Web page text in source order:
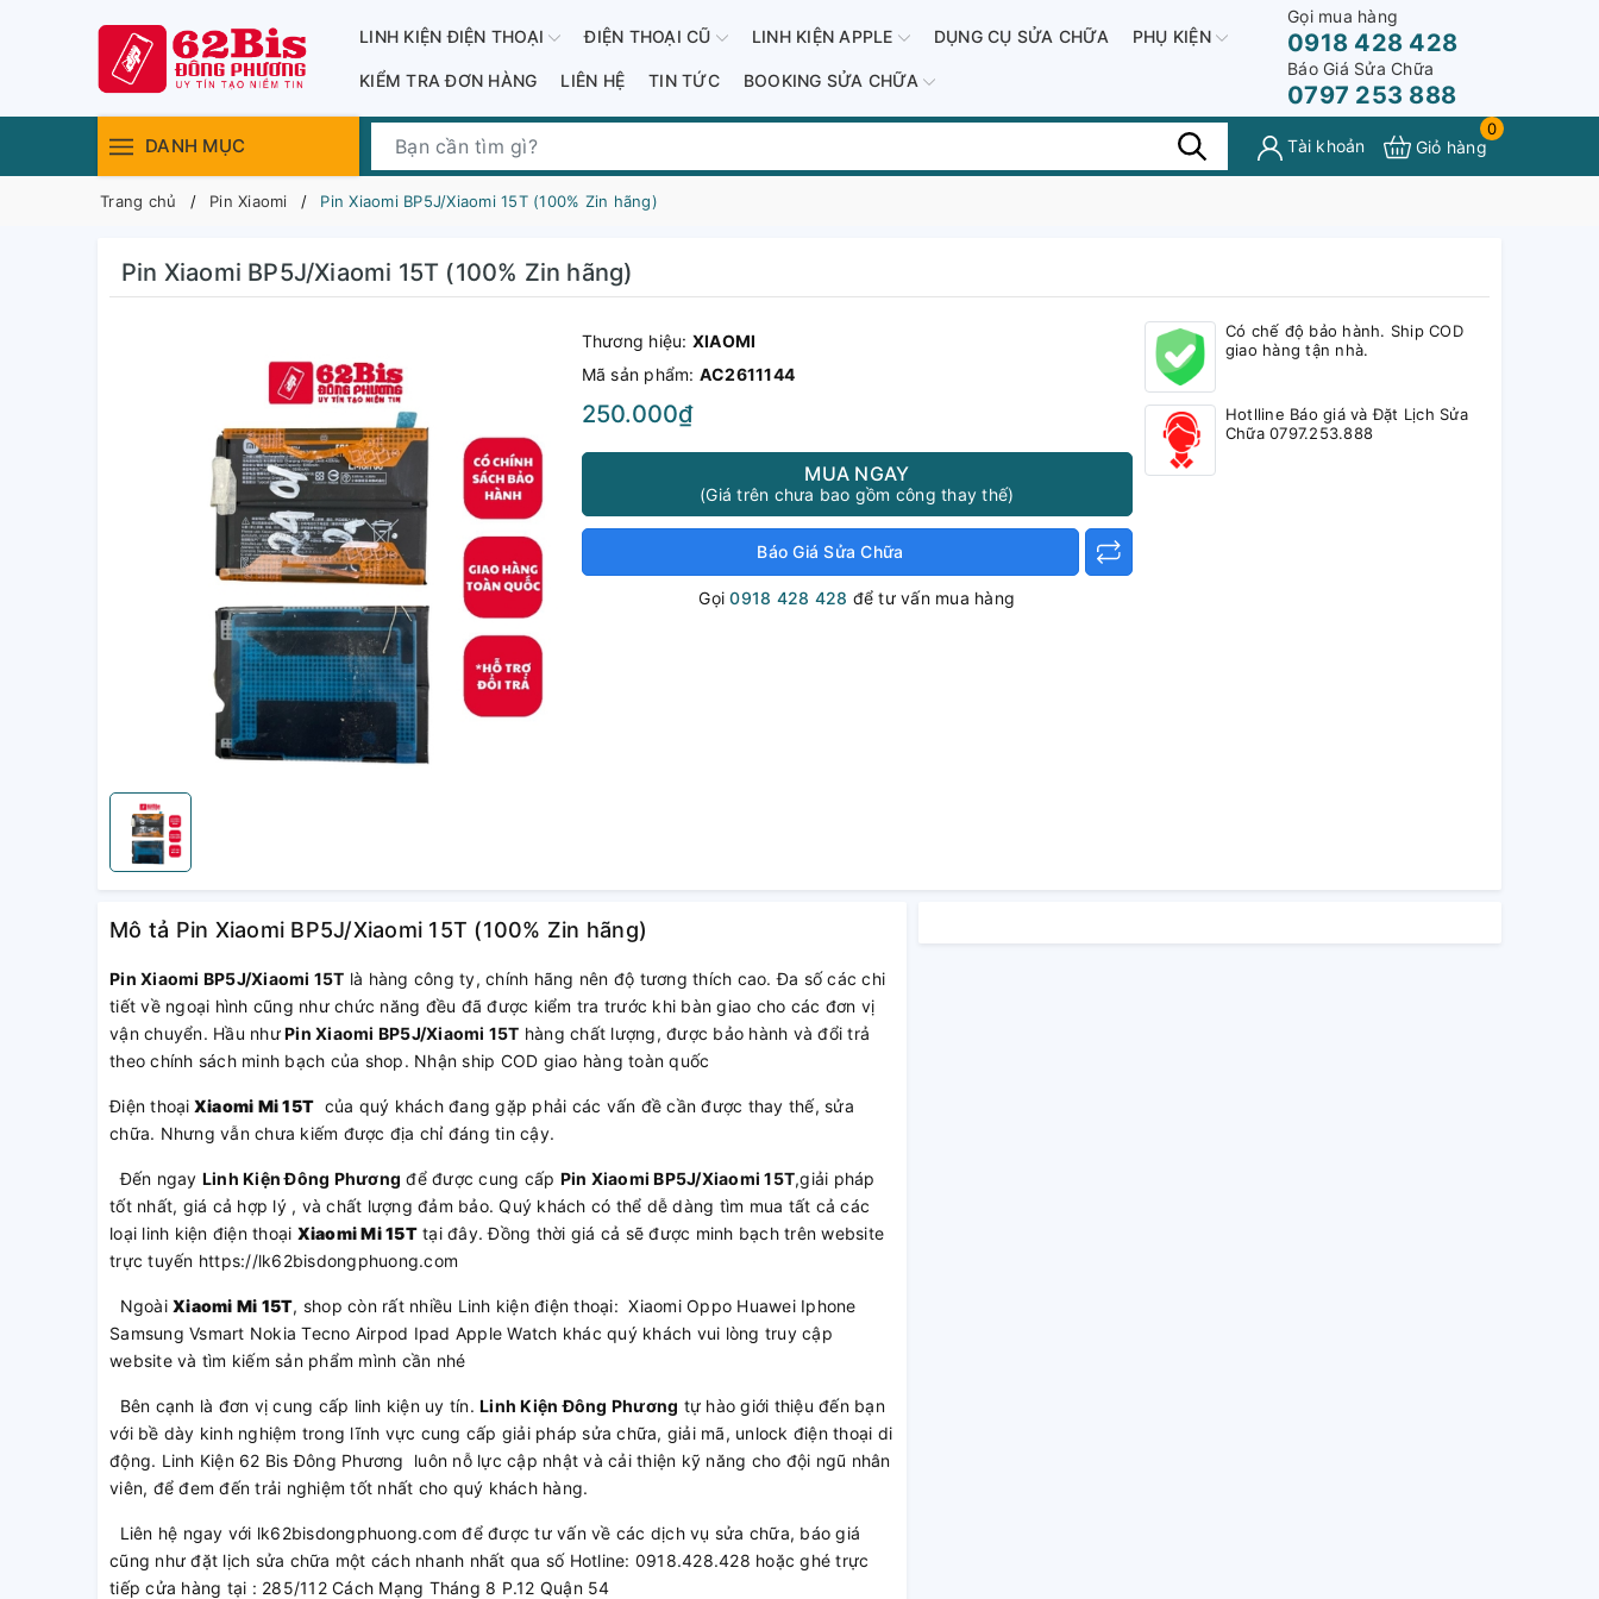
LINH KIỆN ĐIỆN THOẠI ĐIỆN THOẠI CŨ LINH KIỆN APPLE DỤNG CỤ SỬA CHỮA PHỤ KIỆN
KIỂM TRA ĐƠN HÀNG LIÊN HỆ TIN TỨC BOOKING SỬA CHỮA
Gọi mua hàng
0918 428 428
Báo Giá Sửa Chữa
0797 253 888
DANH MỤC Tài khoản
0
Giỏ hàng
Trang chủ Pin Xiaomi Pin Xiaomi BP5J/Xiaomi 15T (100% Zin hãng)
Pin Xiaomi BP5J/Xiaomi 15T (100% Zin hãng)
Thương hiệu: XIAOMI
Mã sản phẩm: AC2611144
250.000₫
MUA NGAY
(Giá trên chưa bao gồm công thay thế)
Báo Giá Sửa Chữa
Gọi0918 428 428 để tư vấn mua hàng
Có chế độ bảo hành. Ship COD
giao hàng tận nhà.
Hotlline Báo giá và Đặt Lịch Sửa
Chữa 0797.253.888
Mô tả Pin Xiaomi BP5J/Xiaomi 15T (100% Zin hãng)
Pin Xiaomi BP5J/Xiaomi 15T là hàng công ty, chính hãng nên độ tương thích cao. Đa số các chi
tiết về ngoại hình cũng như chức năng đều đã được kiểm tra trước khi bàn giao cho các đơn vị
vận chuyển. Hầu nhưPin Xiaomi BP5J/Xiaomi 15T hàng chất lượng, được bảo hành và đổi trả
theo chính sách minh bạch của shop. Nhận ship COD giao hàng toàn quốc
Điện thoại Xiaomi Mi 15T của quý khách đang gặp phải các vấn đề cần được thay thế, sửa
chữa. Nhưng vẫn chưa kiếm được địa chỉ đáng tin cậy.
Đến ngay Linh Kiện Đông Phương để được cung cấp Pin Xiaomi BP5J/Xiaomi 15T,giải pháp
tốt nhất, giá cả hợp lý , và chất lượng đảm bảo. Quý khách có thể dễ dàng tìm mua tất cả các
loại linh kiện điện thoại Xiaomi Mi 15Ttại đây. Đồng thời giá cả sẽ được minh bạch trên website
trực tuyến https://lk62bisdongphuong.com
Ngoài Xiaomi Mi 15T, shop còn rất nhiều Linh kiện điện thoại: Xiaomi Oppo Huawei Iphone
Samsung Vsmart Nokia Tecno Airpod Ipad Apple Watch khác quý khách vui lòng truy cập
website và tìm kiếm sản phẩm mình cần nhé
Bên cạnh là đơn vị cung cấp linh kiện uy tín. Linh Kiện Đông Phương tự hào giới thiệu đến bạn
với bề dày kinh nghiệm trong lĩnh vực cung cấp giải pháp sửa chữa, giải mã, unlock điện thoại di
động. Linh Kiện 62 Bis Đông Phương luôn nỗ lực cập nhật và cải thiện kỹ năng cho đội ngũ nhân
viên, để đem đến trải nghiệm tốt nhất cho quý khách hàng.
Liên hệ ngay với lk62bisdongphuong.com để được tư vấn về các dịch vụ sửa chữa, báo giá
cũng như đặt lịch sửa chữa một cách nhanh nhất qua số Hotline: 0918.428.428 hoặc ghé trực
tiếp cửa hàng tại : 285/112 Cách Mạng Tháng 8 P.12 Quận 54